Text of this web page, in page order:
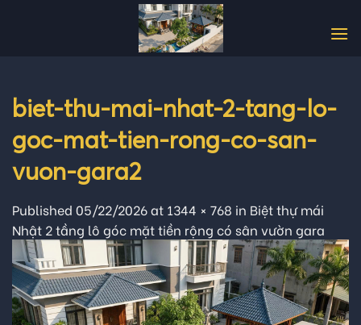
biet-thu-mai-nhat-2-tang-lo-
goc-mat-tien-rong-co-san-
vuon-gara2
Published 05/22/2026at 1344 × 768 in Biệt thự mái
Nhật 2 tầng lô góc mặt tiền rộng có sân vườn gara